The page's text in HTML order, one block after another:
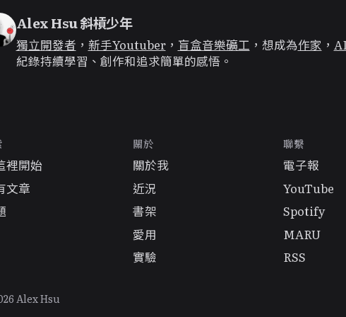
Alex Hsu 斜槓少年
獨立開發者 ， 新手Youtuber， 盲盒音樂礦工 ，想成為作家 ，
紀錄持續學習、創作和追求簡單的感悟。
裡開始
文章
關於
關於我
近況
書架
愛用
實驗
聯繫
電子報
YouTube
Spotify
MARU
RSS
Alex Hsu